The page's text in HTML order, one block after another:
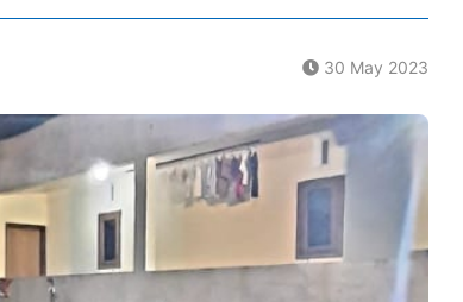
30 May 2023